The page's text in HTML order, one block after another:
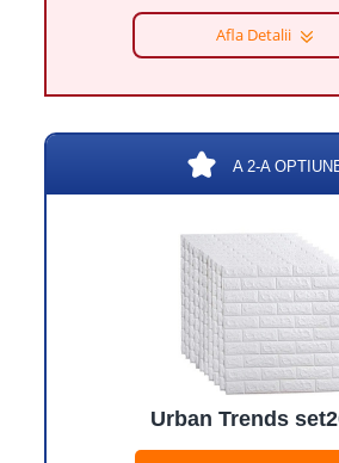
Afla Detalii
A 2-A
Urban Trends